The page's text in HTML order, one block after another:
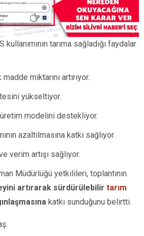
kullanımının tarıma sağladığı faydalar
miktarını artırıyor.
yükseltiyor.
modelini destekliyor.
azaltılmasına katkı sağlıyor.
verim artışı sağlıyor.
Müdürlüğü yetkilileri, toplantının
artırarak sürdürülebilir tarım
katkı sunduğunu belirtti.